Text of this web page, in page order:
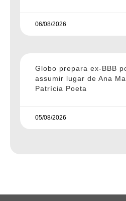
06/08/2026
Globo prepara ex-BBB
assumir lugar de Ana
Patrícia Poeta
05/08/2026